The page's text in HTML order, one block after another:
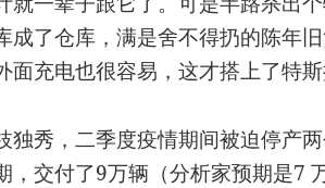
成了仓库，满是舍不得扔的陈年
面充电也很容易，这才搭上了特斯
独秀，二季度疫情期间被迫停产
，交付了9万辆（分析家预期是7